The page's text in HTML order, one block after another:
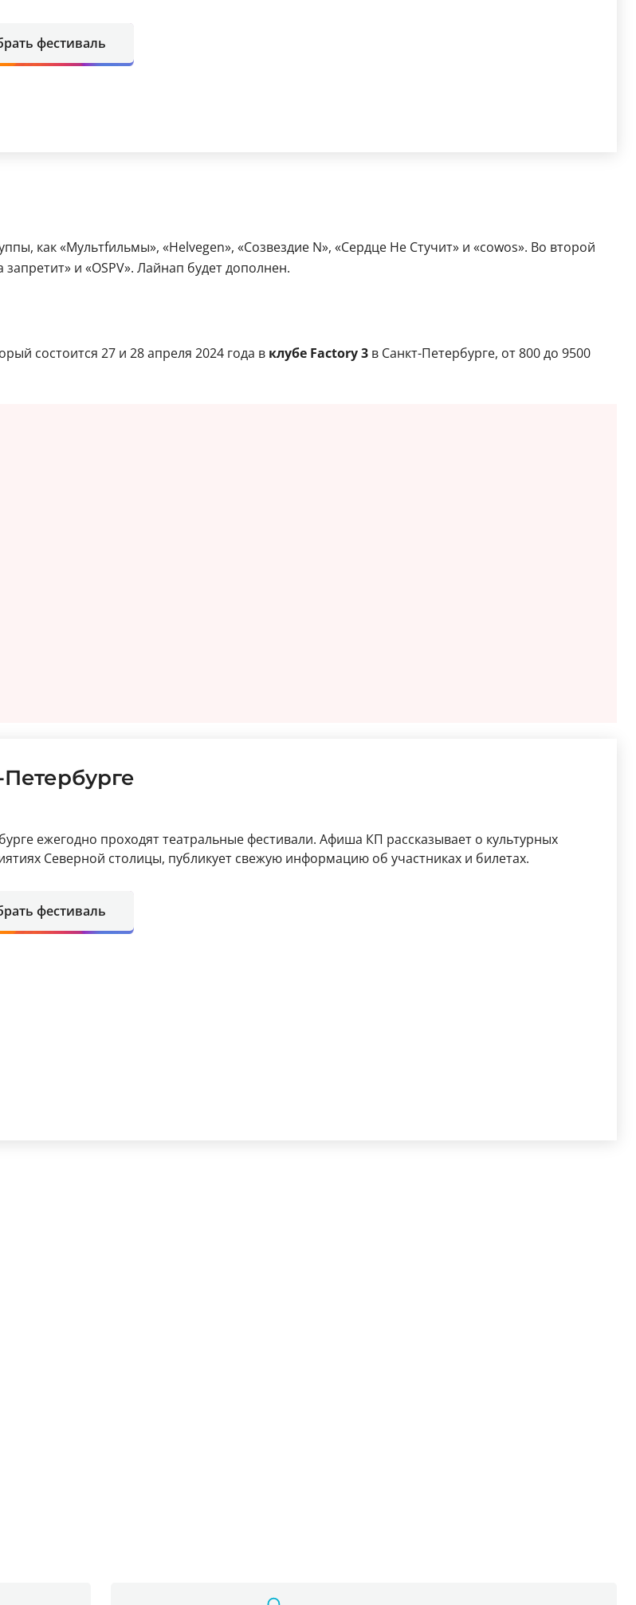
фестиваль
как «Мультfильмы», «Helvegen», «Созвездие N», «Сердце Не Стучит» и «cowos». Во второй
и «OSPV». Лайнап будет дополнен.
состоится 27 и 28 апреля 2024 года в клубе Factory 3в Санкт-Петербурге, от 800 до 9500
ежегодно проходят театральные фестивали. Афиша КП рассказывает о культурных
Северной столицы, публикует свежую информацию об участниках и билетах.
фестиваль